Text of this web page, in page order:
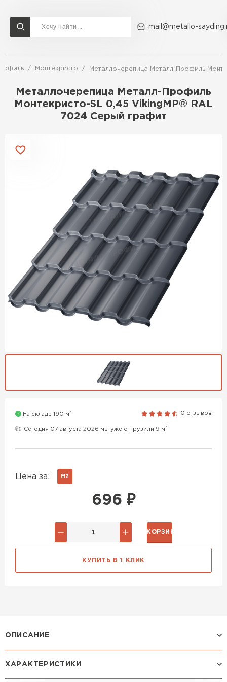
mail@metallo-
Монтекристо Металлочерепица Металл-Профиль
Металлочерепица Металл-Профиль
Монтекристо-SL 0,45 VikingMP® RAL
7024 Серый графит
На складе 190 м3 0 отзывов
Сегодня 07 августа 2026 мы уже отгрузили 9 м3
Цена за: М2
696 ₽
В КОРЗИНУ
КУПИТЬ В 1 КЛИК
ОПИСАНИЕ
Профиль МОНТЕКРИСТО:
ХАРАКТЕРИСТИКИ
Доставка и оплата Акции О компании Контакты
Перейти в каталог